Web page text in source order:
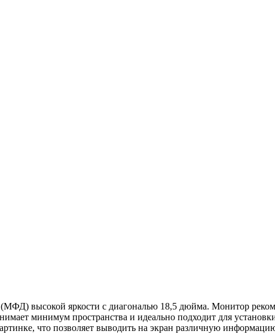
высокой яркости с диагональю 18,5 дюйма. Монитор
минимум пространства и идеально подходит для
что позволяет выводить на экран различную